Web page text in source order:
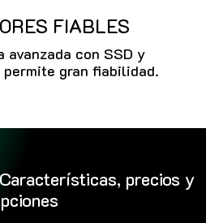
FIABLES
avanzada con SSD y
permite gran fiabilidad.
precios y